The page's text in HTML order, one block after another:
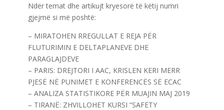
Ndër temat dhe artikujt kryesorë të këtij numri
gjejmë si më poshtë:
– MIRATOHEN RREGULLAT E REJA PËR
FLUTURIMIN E DELTAPLANEVE DHE
PARAGLAJDEVE
– PARIS: DREJTORI I AAC, KRISLEN KERI MERR
PJESË NË PUNIMET E KONFERENCËS SË ECAC
– ANALIZA STATISTIKORE PËR MUAJIN MAJ 2019
– TIRANË: ZHVILLOHET KURSI “SAFETY